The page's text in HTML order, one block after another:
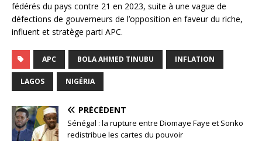
fédérés du pays contre 21 en 2023, suite à une vague de
défections de gouverneurs de l’opposition en faveur du riche,
influent et stratège parti APC.
APC BOLA AHMED TINUBU INFLATION
LAGOS NIGÉRIA
PRÉCÉDENT
Sénégal : la rupture entre Diomaye Faye et Sonko
redistribue les cartes du pouvoir